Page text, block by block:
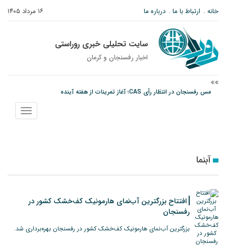
۱۶ مرداد ۱۴۰۵ خانه ارتباط با ما درباره ما
سایت تحلیلی خبری روراستی
اخبار رفسنجان و كرمان
مس رفسنجان در انتظار رأی CAS؛ آغاز تمرینات از هفته آینده
پیام رئیس کل دادگستری استان کرمان به مناسبت ۱۷ مردادماه سالروز شهادت شهید
نمایش
منو
آبنما
افتتاح بزرگترین آب‌نمای هارمونیک کف‌خشک کشور در
رفسنجان
بزرگترین آب‌نمای هارمونیک کف‌خشک کشور در رفسنجان بهره‌برداری شد.